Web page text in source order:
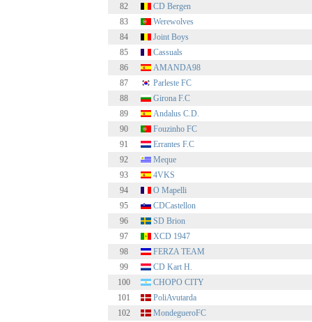
82
CD Bergen
83
Werewolves
84
Joint Boys
85
Cassuals
86
AMANDA98
87
Parleste FC
88
Girona F.C
89
Andalus C.D.
90
Fouzinho FC
91
Errantes F.C
92
Meque
93
4VKS
94
O Mapelli
95
CDCastellon
96
SD Brion
97
XCD 1947
98
FERZA TEAM
99
CD Kart H.
100
CHOPO CITY
101
PoliAvutarda
102
MondegueroFC